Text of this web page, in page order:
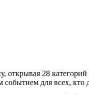
28
событием для всех,